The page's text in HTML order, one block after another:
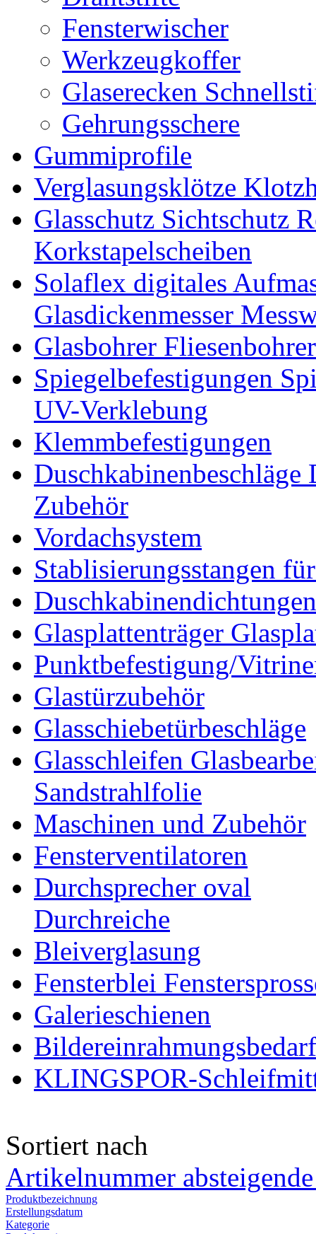
Fensterwischer
Werkzeugkoffer
Glaserecken
Gehrungsschere
Gummiprofile
Verglasungsklötze
Glasschutz Sichtschutz
Korkstapelscheiben
Solaflex digitales
Glasdickenmesser
Glasbohrer
Spiegelbefestigungen
UV-Verklebung
Klemmbefestigungen
Zubehör
Vordachsystem
Stablisierungsstangen
Duschkabinendichtungen
Glasplattenträger
Punktbefestigung/
Glastürzubehör
Glasschiebetürbeschläge
Glasschleifen
Sandstrahlfolie
Maschinen und Zubehör
Fensterventilatoren
Durchsprecher oval
Durchreiche
Bleiverglasung
Fensterblei
Galerieschienen
Bildereinrahmungsbedarf
KLINGSPOR-
Sortiert nach
Artikelnummer
Produktbezeichnung
Erstellungsdatum
Kategorie